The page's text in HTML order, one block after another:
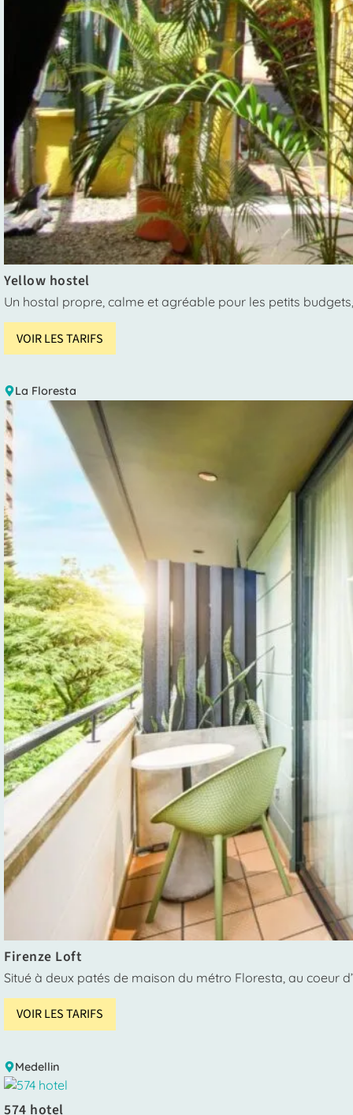
Yellow hostel
Un hostal propre, calme et agréable pour les petits
VOIR LES TARIFS
La Floresta
Firenze Loft
Situé à deux patés de maison du métro Floresta, au coeur
VOIR LES TARIFS
Medellin
574 hotel